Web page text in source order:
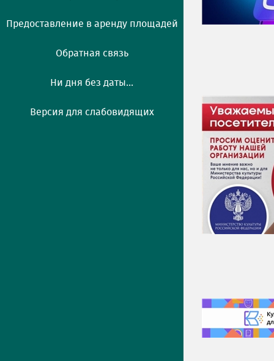
Предоставление в аренду площадей
Обратная связь
Ни дня без даты...
Версия для слабовидящих